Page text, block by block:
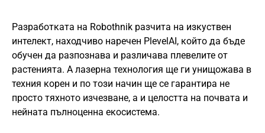
Разработката на Robothnik разчита на изкуствен
интелект, находчиво наречен PlevelAI, който да бъде
обучен да разпознава и различава плевелите от
растенията. А лазерна технология ще ги унищожава в
техния корен и по този начин ще се гарантира не
просто тяхното изчезване, а и целостта на почвата и
нейната пълноценна екосистема.